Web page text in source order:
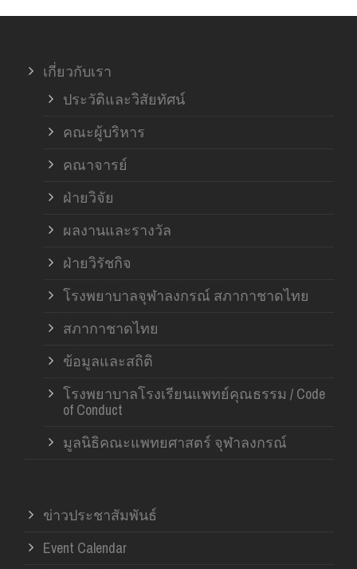
เกี่ยวกับเรา
ประวัติและวิสัยทัศน์
คณะผู้บริหาร
คณาจารย์
ฝ่ายวิจัย
ผลงานและรางวัล
ฝ่ายวิรัชกิจ
โรงพยาบาลจุฬาลงกรณ์ สภากาชาดไทย
สภากาชาดไทย
ข้อมูลและสถิติ
โรงพยาบาลโรงเรียนแพทย์คุณธรรม / Code
of Conduct
มูลนิธิคณะแพทยศาสตร์ จุฬาลงกรณ์
ข่าวประชาสัมพันธ์
Event Calendar